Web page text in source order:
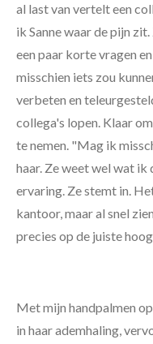
al last van vertelt een
ik Sanne waar de pijn
een paar korte vragen
misschien iets zou
verbeten en
collega's lopen. Klaar
te nemen. "Mag ik
haar. Ze weet wel wat ik
ervaring. Ze stemt in.
kantoor, maar al snel
precies op de juiste
Met mijn handpalmen
in haar ademhaling,